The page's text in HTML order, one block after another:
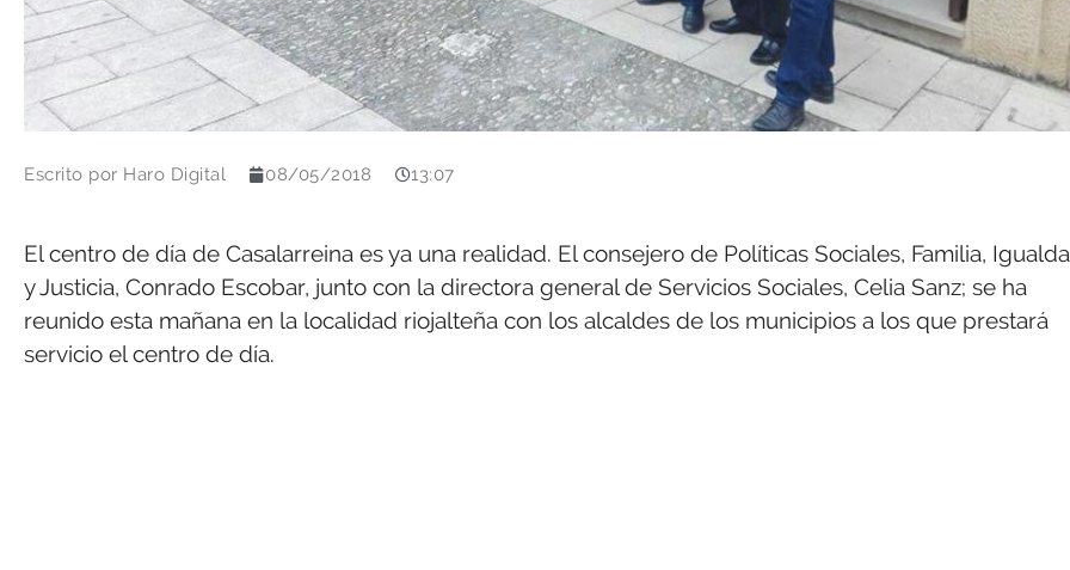
Escrito por Haro Digital 08/05/2018 13:07
El centro de día de Casalarreina es ya una realidad. El consejero de Políticas Sociales, Familia,
y Justicia, Conrado Escobar, junto con la directora general de Servicios Sociales, Celia Sanz; se ha
reunido esta mañana en la localidad riojalteña con los alcaldes de los municipios a los que prestará
servicio el centro de día.